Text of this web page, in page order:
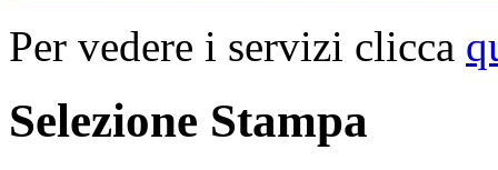
Per vedere i servizi clicca
Selezione Stampa